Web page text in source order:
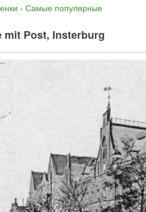
- Самые популярные
mit Post, Insterburg